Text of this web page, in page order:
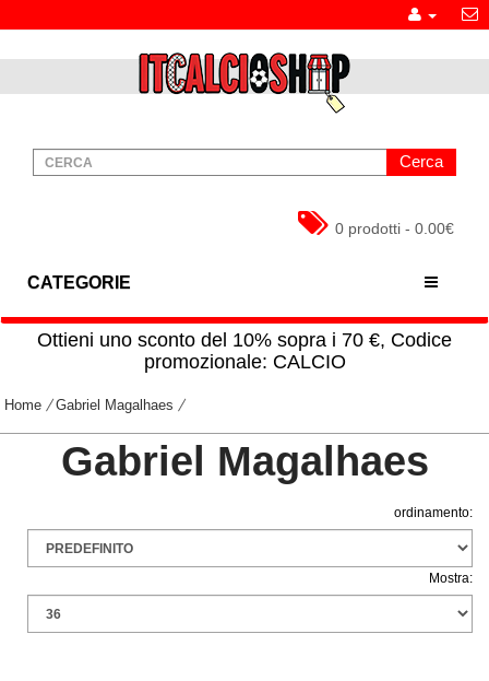
Cerca
0 prodotti - 0.00€
CATEGORIE
Ottieni uno sconto del 10% sopra i 70 €, Codice
promozionale: CALCIO
Home Gabriel Magalhaes
Gabriel Magalhaes
ordinamento:
Mostra: